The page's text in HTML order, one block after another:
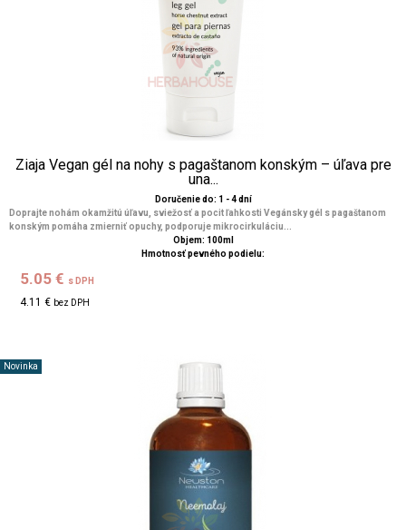
Ziaja Vegan gél na nohy s pagaštanom konským – úľava pre
una...
Doručenie do: 1 - 4 dní
Doprajte nohám okamžitú úľavu, sviežosť a pocit ľahkosti Vegánsky gél s pagaštanom
konským pomáha zmierniť opuchy, podporuje mikrocirkuláciu...
Objem: 100ml
Hmotnosť pevného podielu:
5.05 € s DPH
4.11 € bez DPH
Novinka